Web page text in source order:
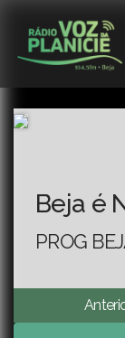
Beja é
PROG